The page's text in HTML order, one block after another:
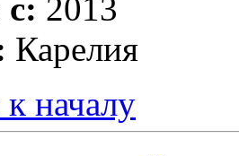
2013
Карелия
началу